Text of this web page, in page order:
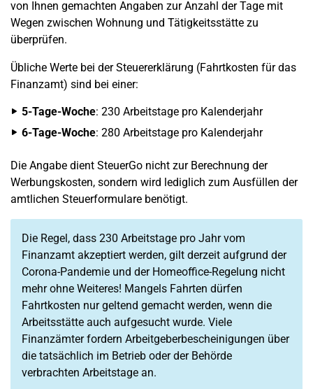
von Ihnen gemachten Angaben zur Anzahl der Tage mit
Wegen zwischen Wohnung und Tätigkeitsstätte zu
überprüfen.
Übliche Werte bei der Steuererklärung (Fahrtkosten für das
Finanzamt) sind bei einer:
5-Tage-Woche: 230 Arbeitstage pro Kalenderjahr
6-Tage-Woche: 280 Arbeitstage pro Kalenderjahr
Die Angabe dient SteuerGo nicht zur Berechnung der
Werbungskosten, sondern wird lediglich zum Ausfüllen der
amtlichen Steuerformulare benötigt.
Die Regel, dass 230 Arbeitstage pro Jahr vom
Finanzamt akzeptiert werden, gilt derzeit aufgrund der
Corona-Pandemie und der Homeoffice-Regelung nicht
mehr ohne Weiteres! Mangels Fahrten dürfen
Fahrtkosten nur geltend gemacht werden, wenn die
Arbeitsstätte auch aufgesucht wurde. Viele
Finanzämter fordern Arbeitgeberbescheinigungen über
die tatsächlich im Betrieb oder der Behörde
verbrachten Arbeitstage an.